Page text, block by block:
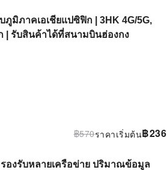
มิภาคเอเชียแปซิฟิก | 3HK 4G/5G,
| รับสินค้าได้ที่สนามบินฮ่องกง
฿236
ราคาเริ่มต้น
฿570
รองรับหลายเครือข่าย ปริมาณข้อมูล